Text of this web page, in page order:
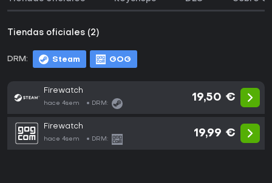
Tiendas oficiales (2)
DRM: Steam GOG
Firewatch
hace 4sem DRM:
19,50 €
Firewatch
hace 4sem DRM:
19,99 €